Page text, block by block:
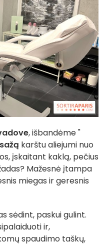
, išbandėme "
karštu aliejumi nuo
įskaitant kaklą, pečius
Mažesnė įtampa
miegas ir geresnis
sėdint, paskui gulint.
ir,
spaudimo taškų,